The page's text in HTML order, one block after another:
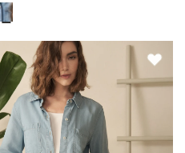
Camisa en denim para mujer - Azul
Favoritos